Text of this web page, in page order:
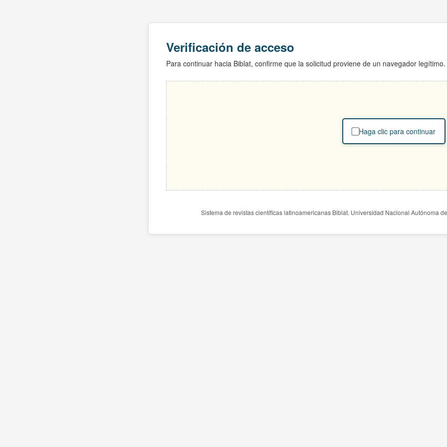
Verificación de acceso
Para continuar hacia Biblat, confirme que la solicitud proviene de un navegador legítimo.
Haga clic para continuar
Sistema de revistas científicas latinoamericanas Biblat. Universidad Nacional Autónoma